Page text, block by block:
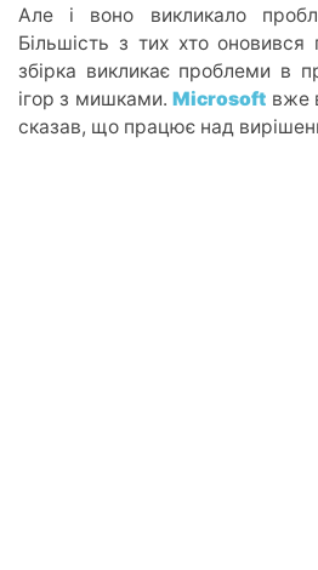
Але і воно викликало
Більшість з тих хто
збірка викликає проблеми в
ігор з мишками.Microsoft вже
сказав, що працює над